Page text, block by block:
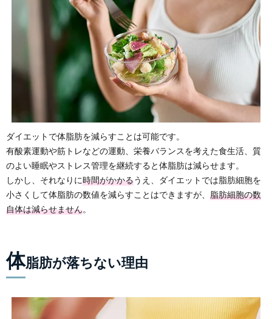
ダイエットで体脂肪を減らすことは可能です。
有酸素運動や筋トレなどの運動、栄養バランスを考えた食生活、質
のよい睡眠やストレス管理を継続すると体脂肪は減らせます。
しかし、それなりに時間がかかるうえ、ダイエットでは脂肪細胞を
小さくして体脂肪の数値を減らすことはできますが、 脂肪細胞の数
自体は減らせません。
体脂肪が落ちない理由